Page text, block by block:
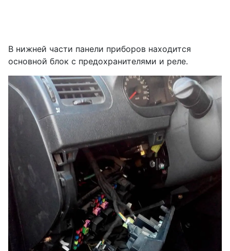
В нижней части панели приборов находится
основной блок с предохранителями и реле.